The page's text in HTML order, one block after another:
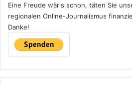
Eine Freude wär's schon, täten Sie
regionalen Online-Journalismus
Danke!